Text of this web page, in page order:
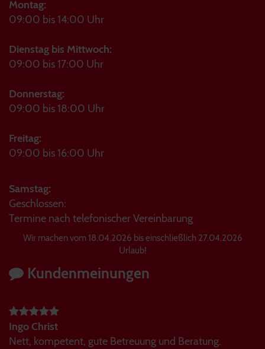
Montag:
09:00 bis 14:00 Uhr
Dienstag bis Mittwoch:
09:00 bis 17:00 Uhr
Donnerstag:
09:00 bis 18:00 Uhr
Freitag:
09:00 bis 16:00 Uhr
Samstag:
Geschlossen:
Termine nach telefonischer Vereinbarung
Wir machen vom 18.04.2026 bis einschließlich 27.04.2026
Urlaub!
Kundenmeinungen
Ingo Christ
Nett, kompetent, gute Betreuung und Beratung.